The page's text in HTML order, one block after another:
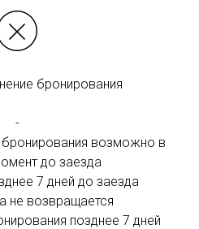
бронирования
-
возможно в
до заезда
7 дней до заезда
не возвращается
позднее 7 дней